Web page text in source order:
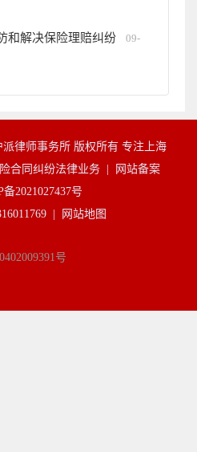
和解决保险理赔纠纷
09-
派律师事务所 版权所有 专注上海
合同纠纷法律业务 |
网站备案
2021027437号
|
网站地图
号